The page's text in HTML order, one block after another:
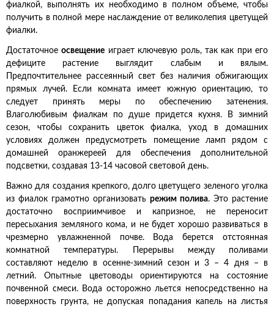
фиалкой, выполнять их необходимо в полном объеме, чтобы
получить в полной мере наслаждение от великолепия цветущей
фиалки.
Достаточноеосвещение играет ключевую роль, так как при его
дефиците растение выглядит слабым и вялым.
Предпочтительнее рассеянный свет без наличия обжигающих
прямых лучей. Если комната имеет южную ориентацию, то
следует принять меры по обеспечению затенения.
Влаголюбивым фиалкам по душе придется кухня. В зимний
сезон, чтобы сохранить цветок фиалка, уход в домашних
условиях должен предусмотреть помещение ламп рядом с
домашней оранжереей для обеспечения дополнительной
подсветки, создавая 13-14 часовой световой день.
Важно для создания крепкого, долго цветущего зеленого уголка
из фиалок грамотно организовать режим полива. Это растение
достаточно восприимчивое и капризное, не переносит
пересыхания земляного кома, и не будет хорошо развиваться в
чрезмерно увлажненной почве. Вода берется отстоянная
комнатной температуры. Перерывы между поливами
составляют неделю в осенне-зимний сезон и 3 – 4 дня – в
летний. Опытные цветоводы ориентируются на состояние
почвенной смеси. Вода осторожно льется непосредственно на
поверхность грунта, не допуская попадания капель на листья